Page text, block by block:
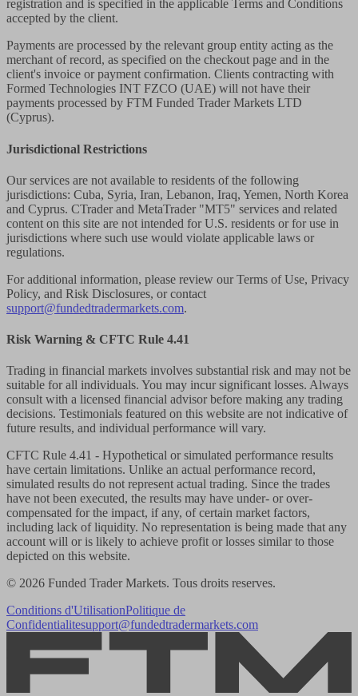
registration and is specified in the applicable Terms and Conditions
accepted by the client.
Payments are processed by the relevant group entity acting as the
merchant of record, as specified on the checkout page and in the
client's invoice or payment confirmation. Clients contracting with
Formed Technologies INT FZCO (UAE) will not have their
payments processed by FTM Funded Trader Markets LTD
(Cyprus).
Jurisdictional Restrictions
Our services are not available to residents of the following
jurisdictions: Cuba, Syria, Iran, Lebanon, Iraq, Yemen, North Korea
and Cyprus. CTrader and MetaTrader "MT5" services and related
content on this site are not intended for U.S. residents or for use in
jurisdictions where such use would violate applicable laws or
regulations.
For additional information, please review our Terms of Use, Privacy
Policy, and Risk Disclosures, or contact
support@fundedtradermarkets.com.
Risk Warning & CFTC Rule 4.41
Trading in financial markets involves substantial risk and may not be
suitable for all individuals. You may incur significant losses. Always
consult with a licensed financial advisor before making any trading
decisions. Testimonials featured on this website are not indicative of
future results, and individual performance will vary.
CFTC Rule 4.41 - Hypothetical or simulated performance results
have certain limitations. Unlike an actual performance record,
simulated results do not represent actual trading. Since the trades
have not been executed, the results may have under- or over-
compensated for the impact, if any, of certain market factors,
including lack of liquidity. No representation is being made that any
account will or is likely to achieve profit or losses similar to those
depicted on this website.
© 2026 Funded Trader Markets. Tous droits reserves.
Conditions d'UtilisationPolitique de
Confidentialitesupport@fundedtradermarkets.com